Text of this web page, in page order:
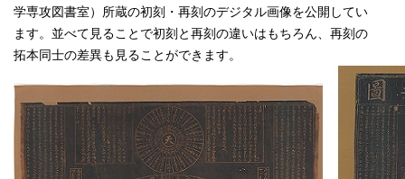
学専攻図書室）所蔵の初刻・再刻のデジタル画像を公開してい
ます。並べて見ることで初刻と再刻の違いはもちろん、再刻の
拓本同士の差異も見ることができます。